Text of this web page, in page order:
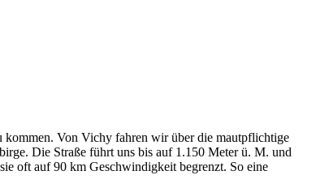
kommen. Von Vichy fahren wir über die mautpflichtige
Die Straße führt uns bis auf 1.150 Meter ü. M. und
oft auf 90 km Geschwindigkeit begrenzt. So eine